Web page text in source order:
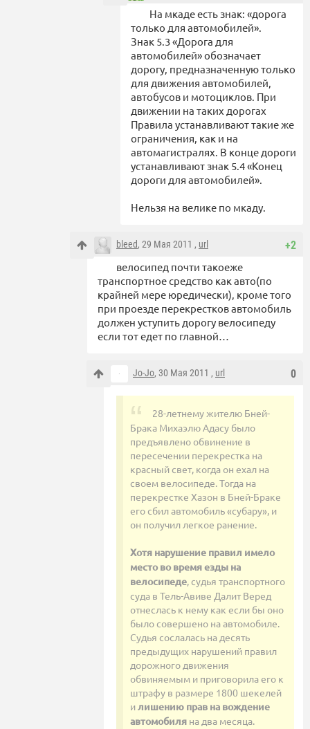
На мкаде есть знак: «дорога
только для автомобилей».
Знак 5.3 «Дорога для
автомобилей» обозначает
дорогу, предназначенную только
для движения автомобилей,
автобусов и мотоциклов. При
движении на таких дорогах
Правила устанавливают такие же
ограничения, как и на
автомагистралях. В конце дороги
устанавливают знак 5.4 «Конец
дороги для автомобилей».
Нельзя на велике по мкаду.
+2
bleed, 29 Мая 2011 , url
велосипед почти такоеже
транспортное средство как авто(по
крайней мере юредически), кроме того
при проезде перекрестков автомобиль
должен уступить дорогу велосипеду
если тот едет по главной…
0
Jo-Jo, 30 Мая 2011 , url
28-летнему жителю Бней-
Брака Михаэлю Адасу было
предъявлено обвинение в
пересечении перекрестка на
красный свет, когда он ехал на
своем велосипеде. Тогда на
перекрестке Хазон в Бней-Браке
его сбил автомобиль «субару», и
он получил легкое ранение.
Хотя нарушение правил имело
место во время езды на
велосипеде, судья транспортного
суда в Тель-Авиве Далит Веред
отнеслась к нему как если бы оно
было совершено на автомобиле.
Судья сослалась на десять
предыдущих нарушений правил
дорожного движения
обвиняемым и приговорила его к
штрафу в размере 1800 шекелей
илишению прав на вождение
автомобиля на два месяца.